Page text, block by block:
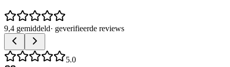
9,4 gemiddeld· geverifieerde reviews
5.0